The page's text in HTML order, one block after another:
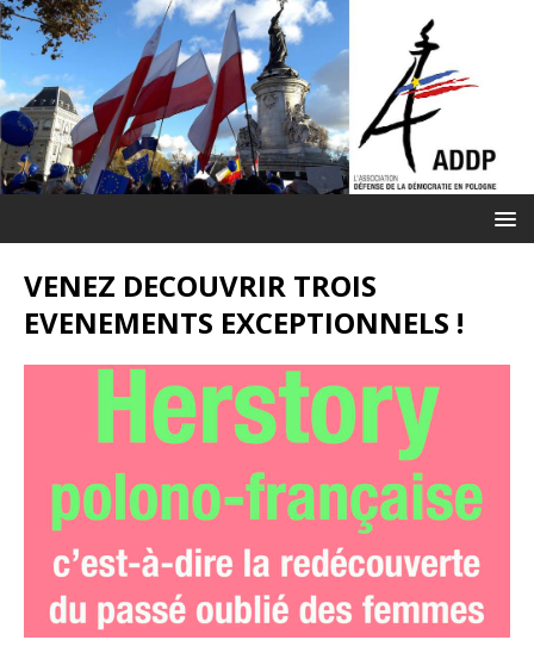
VENEZ DECOUVRIR TROIS
EVENEMENTS EXCEPTIONNELS !